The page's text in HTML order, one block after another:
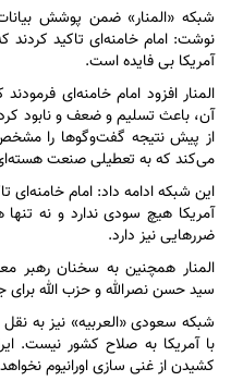
شبکه «المنار» ضمن پوشش
نوشت: امام خامنه‌ای تاکید کردند
آمریکا بی فایده است.
المنار افزود امام خامنه‌ای
آن، باعث تسلیم و ضعف و نابود
از پیش نتیجه گفت‌و‌گو‌ها را
می‌کند که به تعطیلی صنعت
این شبکه ادامه داد: امام خامنه‌ای
آمریکا هیچ سودی ندارد و نه
ضرر‌هایی نیز دارد.
المنار همچنین به سخنان رهبر
سید حسن نصرالله و حزب الله برای
شبکه سعودی «العربیه» نیز به
با آمریکا به صلاح کشور نیست.
کشیدن از غنی سازی اورانیوم